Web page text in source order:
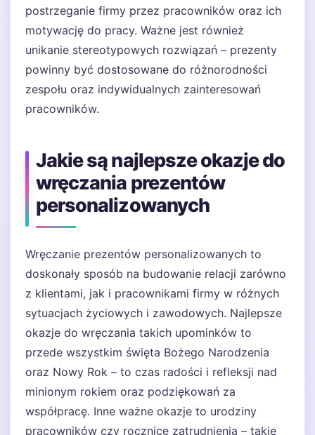
postrzeganie firmy przez pracowników oraz ich
motywację do pracy. Ważne jest również
unikanie stereotypowych rozwiązań – prezenty
powinny być dostosowane do różnorodności
zespołu oraz indywidualnych zainteresowań
pracowników.
Jakie są najlepsze okazje do
wręczania prezentów
personalizowanych
Wręczanie prezentów personalizowanych to
doskonały sposób na budowanie relacji zarówno
z klientami, jak i pracownikami firmy w różnych
sytuacjach życiowych i zawodowych. Najlepsze
okazje do wręczania takich upominków to
przede wszystkim święta Bożego Narodzenia
oraz Nowy Rok – to czas radości i refleksji nad
minionym rokiem oraz podziękowań za
współpracę. Inne ważne okazje to urodziny
pracowników czy rocznice zatrudnienia – takie